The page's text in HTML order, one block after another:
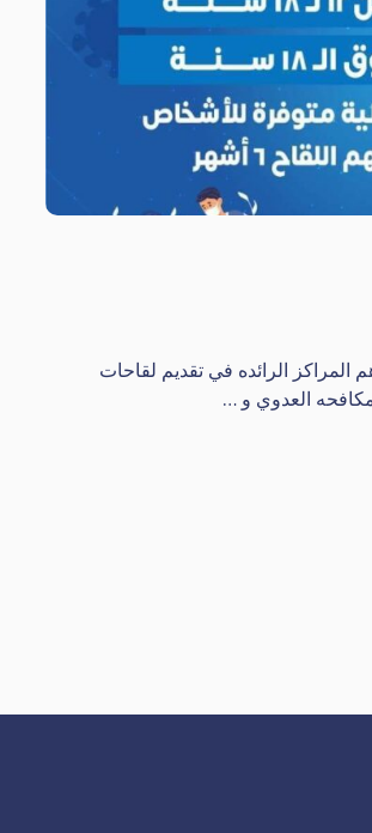
الرائده في تقديم لقاحات
العدوي و …